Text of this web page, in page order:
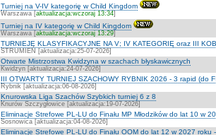
Turniej na V-IV kategorię w Child Kingdom
Warszawa [aktualizacja:wczoraj 13:34]
Turniej na IV kategorię w Child Kingdom
Warszawa [aktualizacja:wczoraj 13:29]
TURNIEJE KLASYFIKACYJNE NA V; IV KATEGORIĘ oraz III
STRUMIEŃ [aktualizacja:25-07-2026]
Otwarte Mistrzostwa Kwidzyna w szachach błyskawicznych
Kwidzyn [aktualizacja:24-07-2026]
III OTWARTY TURNIEJ SZACHOWY RYBNIK 2026 - 3 rapid (do
Rybnik [aktualizacja:06-08-2026]
Knurowska Liga Szachów Szybkich turniej 6 z 8
Knurów Szczygłowice [aktualizacja:19-07-2026]
Eliminacje Strefowe PL-LU do Finału MP Młodzików do lat 10 w
Sosnowica [aktualizacja:04-08-2026]
Eliminacje Strefowe PL-LU do Finału OOM do lat 12 w 2027 roku